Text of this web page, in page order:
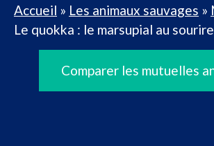
Accueil » Les animaux sauvages »
Le quokka : le marsupial au
Comparer les mutuelles